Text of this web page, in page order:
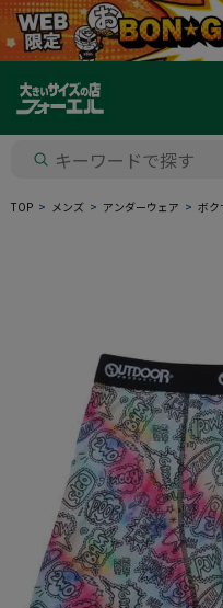
TOP メンズ アンダーウェア ボク